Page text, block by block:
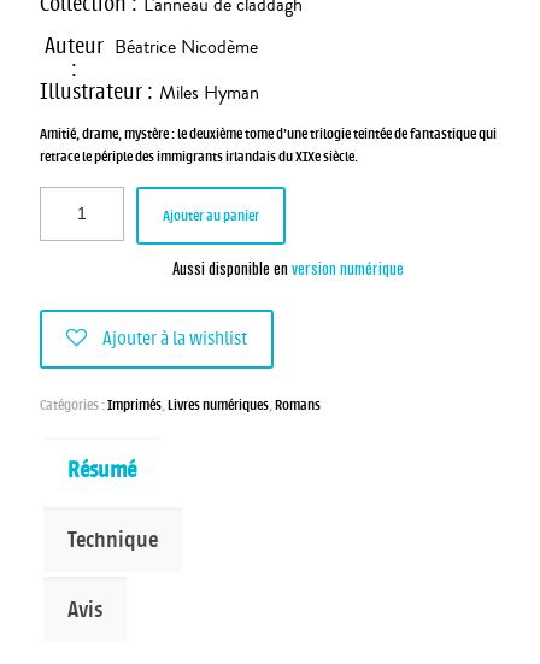
Auteur
:
Béatrice Nicodème
Illustrateur : Miles Hyman
Amitié, drame, mystère : le deuxième tome d’une trilogie teintée de fantastique qui
retrace le périple des immigrants irlandais du XIXe siècle.
Ajouter au panier
Aussi disponible enversion numérique
Ajouter à la wishlist
Catégories :Imprimés Livres numériques Romans
Résumé
Technique
Avis